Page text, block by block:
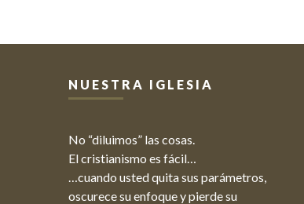
NUESTRA IGLESIA
No “diluimos” las cosas.
El cristianismo es fácil…
…cuando usted quita sus parámetros,
oscurece su enfoque y pierde su